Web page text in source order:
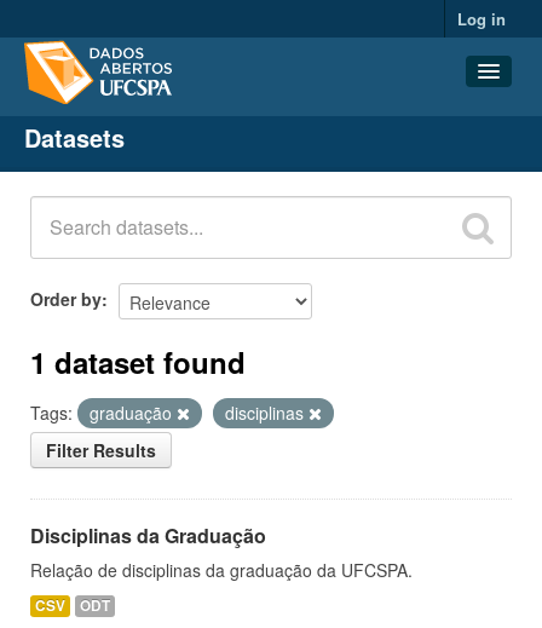
Log in
Datasets
Organizations
Groups
About
Datasets
Order by
1 dataset found
Tags: graduação
disciplinas
Filter Results
Disciplinas da Graduação
Relação de disciplinas da graduação da UFCSPA.
CSV ODT